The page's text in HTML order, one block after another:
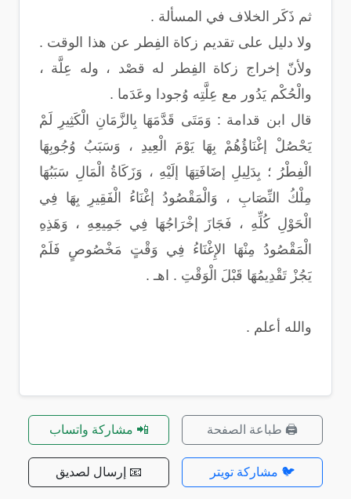
ثم ذَكَر الخلاف في المسألة .
ولا دليل على تقديم زكاة الفِطر عن هذا الوقت .
ولأنّ إخراج زكاة الفِطر له قصْد ، وله عِلَّة ،
والْحُكْم يَدُور مع عِلَّتِه وُجودا وعَدَما .
قال ابن قدامة : وَمَتَى قَدَّمَهَا بِالزَّمَانِ الْكَثِيرِ لَمْ
يَحْصُلْ إغْنَاؤُهُمْ بِهَا يَوْمَ الْعِيدِ ، وَسَبَبُ وُجُوبِهَا
الْفِطْرُ ؛ بِدَلِيلِ إضَافَتِهَا إلَيْهِ ، وَزَكَاةُ الْمَالِ سَبَبُهَا
مِلْكُ النِّصَابِ ، وَالْمَقْصُودُ إغْنَاءُ الْفَقِيرِ بِهَا فِي
الْحَوْلِ كُلِّهِ ، فَجَازَ إخْرَاجُهَا فِي جَمِيعِهِ ، وَهَذِهِ
الْمَقْصُودُ مِنْهَا الإِغْنَاءُ فِي وَقْتٍ مَخْصُوصٍ فَلَمْ
يَجُزْ تَقْدِيمُهَا قَبْلَ الْوَقْتِ . اهـ .
والله أعلم .
🖨️ طباعة الصفحة 📲 مشاركة واتساب
🐦 مشاركة تويتر 📧 إرسال لصديق